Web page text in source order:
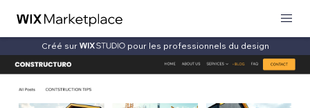
Créé sur pour les professionnels du design